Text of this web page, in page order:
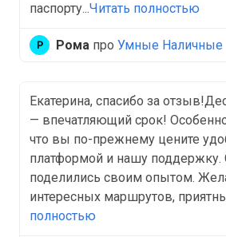
паспорту...Читать полностью
Рома про Умные Наличные
Екатерина, спасибо за
— впечатляющий срок!
что вы по-прежнему цените
платформой и нашу поддержку.
поделились своим опытом.
интересных маршрутов,
полностью